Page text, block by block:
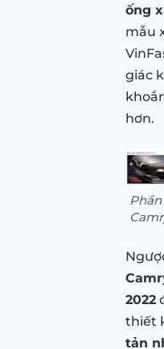
ống
mẫu
giác
hơn.
2022
thiết
tản